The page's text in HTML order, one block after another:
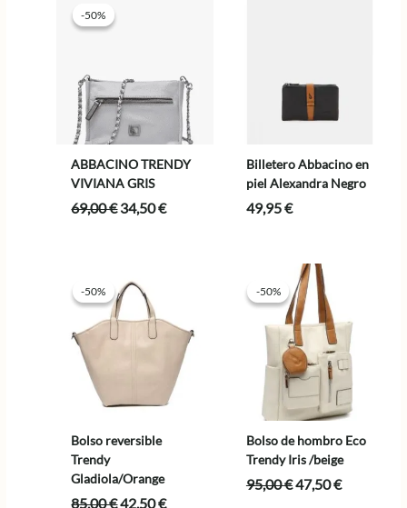
-50%
-50%
ABBACINO TRENDY
VIVIANA GRIS
69,00€El
69,00 €.
34,50€El
Billetero Abbacino en
piel Alexandra Negro
49,95€
-50%
-50%
Bolso reversible
Trendy
Gladiola/Orange
85,00€El
42,50€El
-50%
-50%
Bolso de hombro Eco
Trendy Iris /beige
95,00€El
47,50€El